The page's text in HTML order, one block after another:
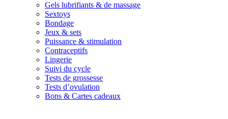
Gels lubrifiants & de massage
Sextoys
Bondage
Jeux & sets
Puissance & stimulation
Contraceptifs
Lingerie
Suivi du cycle
Tests de grossesse
Tests d’ovulation
Bons & Cartes cadeaux